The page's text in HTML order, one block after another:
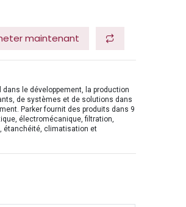
maintenant
le développement, la production
de systèmes et de solutions dans
Parker fournit des produits dans 9
électromécanique, filtration,
étanchéité, climatisation et